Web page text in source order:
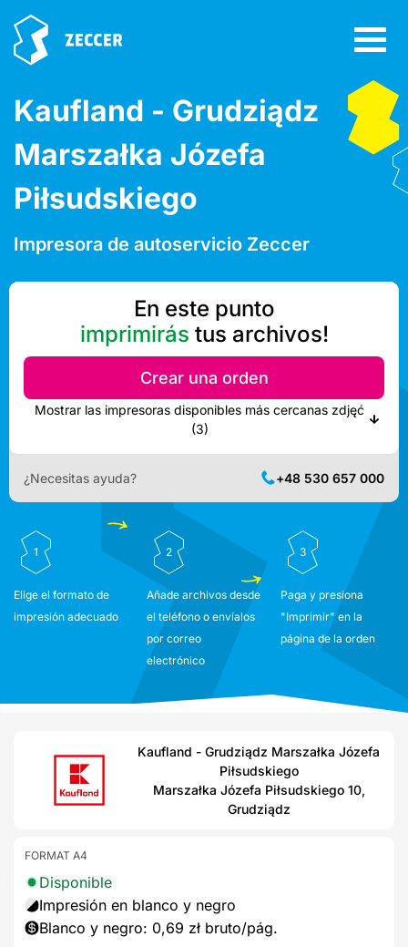
Kaufland - Grudziądz
Marszałka Józefa
Piłsudskiego
Impresora de autoservicio Zeccer
En este punto
imprimirás tus archivos!
Crear una orden
Mostrar las impresoras disponibles más cercanas zdjęć
(3)
¿Necesitas ayuda? +48 530 657 000
1
Elige el formato de
impresión adecuado
2
Añade archivos desde
el teléfono o envíalos
por correo
electrónico
3
Paga y presiona
"Imprimir" en la
página de la orden
Kaufland - Grudziądz Marszałka Józefa
Piłsudskiego
Marszałka Józefa Piłsudskiego 10,
Grudziądz
FORMAT A4
Disponible
Impresión en blanco y negro
Blanco y negro: 0,69 zł bruto/pág.